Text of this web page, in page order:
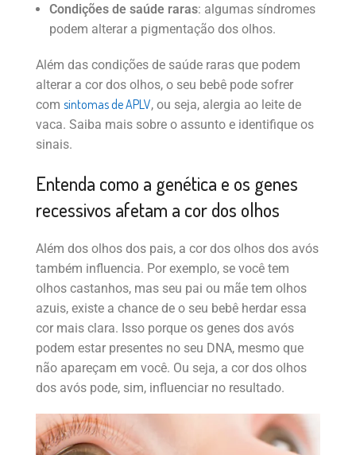
Condições de saúde raras: algumas síndromes
podem alterar a pigmentação dos olhos.
Além das condições de saúde raras que podem
alterar a cor dos olhos, o seu bebê pode sofrer
com sintomas de APLV, ou seja, alergia ao leite de
vaca. Saiba mais sobre o assunto e identifique os
sinais.
Entenda como a genética e os genes
recessivos afetam a cor dos olhos
Além dos olhos dos pais, a cor dos olhos dos avós
também influencia. Por exemplo, se você tem
olhos castanhos, mas seu pai ou mãe tem olhos
azuis, existe a chance de o seu bebê herdar essa
cor mais clara. Isso porque os genes dos avós
podem estar presentes no seu DNA, mesmo que
não apareçam em você. Ou seja, a cor dos olhos
dos avós pode, sim, influenciar no resultado.